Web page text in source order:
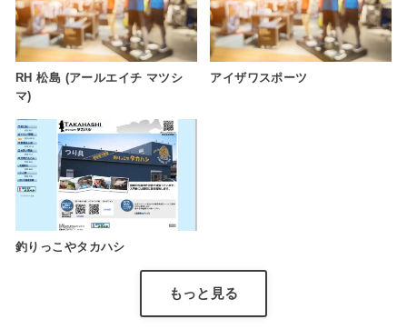
RH 松島 (アールエイチ マツシ
マ)
アイザワスポーツ
釣りっこやタカハシ
もっと見る